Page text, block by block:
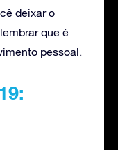
deixar o
que é
pessoal.